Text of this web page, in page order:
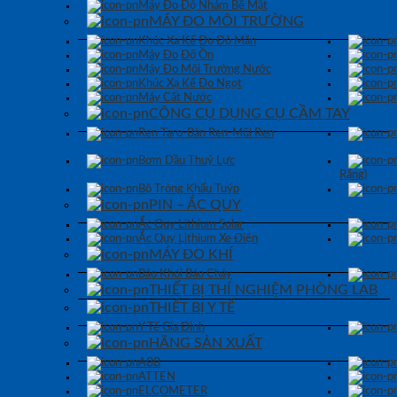
Máy Đo Độ Nhám Bề Mặt
MÁY ĐO MÔI TRƯỜNG
Khúc Xạ Kế Đo Độ Mặn
Máy Đo Độ Ồn
Máy Đo Môi Trường Nước
Khúc Xạ Kế Đo Ngọt
Máy Cất Nước
CÔNG CỤ DỤNG CỤ CẦM TAY
Ren Taro-Bàn Ren-Mũi Ren
Bơm Dầu Thuỷ Lực
Răng)
Bộ Tròng Khẩu Tuýp
PIN – ẮC QUY
Ắc Quy Lithium Solar
Ắc Quy Lithium Xe Điện
MÁY ĐO KHÍ
Báo Khói Báo Cháy
THIẾT BỊ THÍ NGHIỆM PHÒNG LAB
THIẾT BỊ Y TẾ
Y Tế Gia Đình
HÃNG SẢN XUẤT
ABB
ATTEN
ELCOMETER